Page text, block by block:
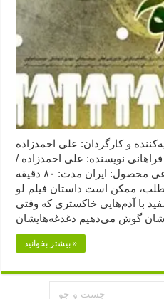
کامی (۱۳۹۲) (۱) (۲) تهیه‌کننده و کارگردان: علی احمدزاده
نویسنده: علی احمدزاده /
مانی باغبانی ژانر: درام-اجتماعی محصول: ایران مدت: ۸۰ دقیقه
مطلب، ممکن است داستان فیلم لو
با آدم‌هایی خاکستری که وقتی
بیشتر بخوانید »